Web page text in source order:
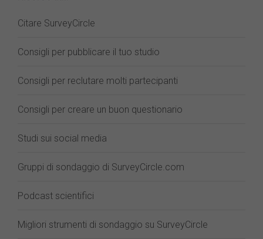
Citare SurveyCircle
Consigli per pubblicare il tuo studio
Consigli per reclutare molti partecipanti
Consigli per creare un buon questionario
Studi sui social media
Gruppi di sondaggio di SurveyCircle.com
Podcast scientifici
Migliori strumenti di sondaggio su SurveyCircle